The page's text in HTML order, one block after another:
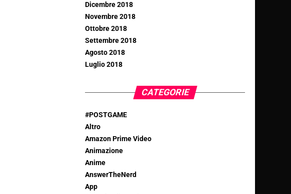
Dicembre 2018
Novembre 2018
Ottobre 2018
Settembre 2018
Agosto 2018
Luglio 2018
CATEGORIE
#POSTGAME
Altro
Amazon Prime Video
Animazione
Anime
AnswerTheNerd
App